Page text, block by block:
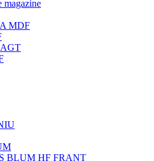
magazine
MDF
BLUM HF FRANT